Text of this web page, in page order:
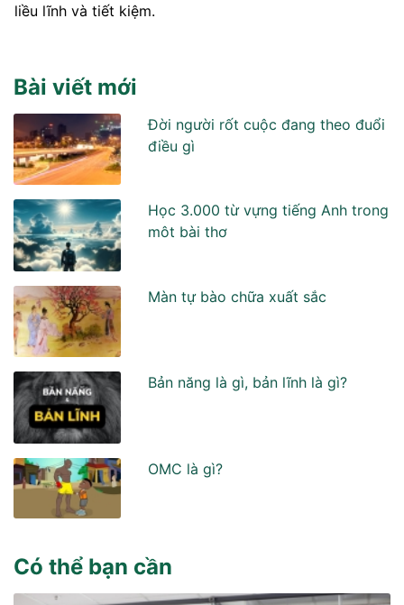
liều lĩnh và tiết kiệm.
Bài viết mới
Đời người rốt cuộc đang theo đuổi
điều gì
Học 3.000 từ vựng tiếng Anh trong
môt bài thơ
Màn tự bào chữa xuất sắc
Bản năng là gì, bản lĩnh là gì?
OMC là gì?
Có thể bạn cần